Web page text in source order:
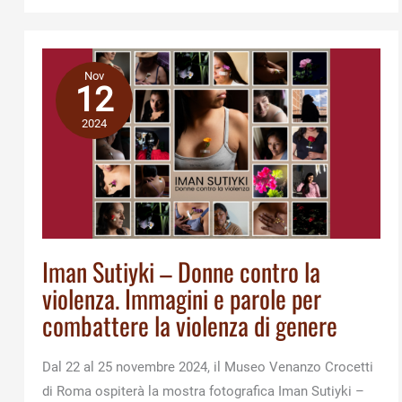
Nov
12
2024
Iman Sutiyki – Donne contro la
violenza. Immagini e parole per
combattere la violenza di genere
Dal 22 al 25 novembre 2024, il Museo Venanzo Crocetti
di Roma ospiterà la mostra fotografica Iman Sutiyki –